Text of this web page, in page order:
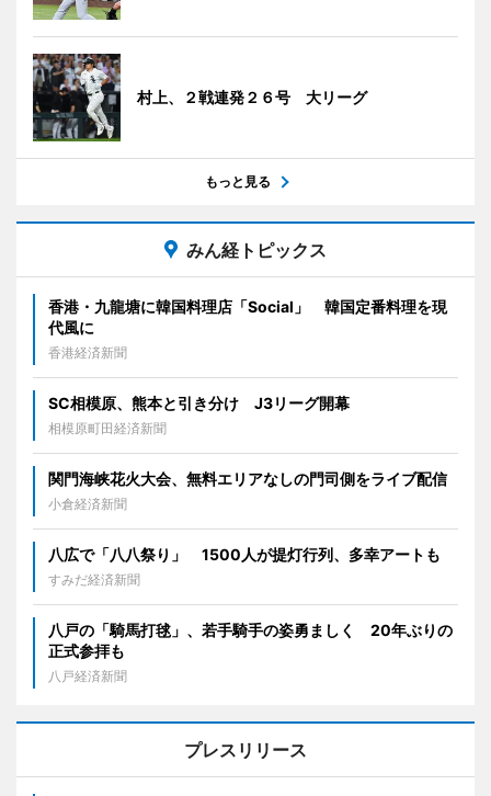
村上、２戦連発２６号 大リーグ
もっと見る
みん経トピックス
香港・九龍塘に韓国料理店「Social」 韓国定番料理を現
代風に
香港経済新聞
SC相模原、熊本と引き分け J3リーグ開幕
相模原町田経済新聞
関門海峡花火大会、無料エリアなしの門司側をライブ配信
小倉経済新聞
八広で「八八祭り」 1500人が提灯行列、多幸アートも
すみだ経済新聞
八戸の「騎馬打毬」、若手騎手の姿勇ましく 20年ぶりの
正式参拝も
八戸経済新聞
プレスリリース